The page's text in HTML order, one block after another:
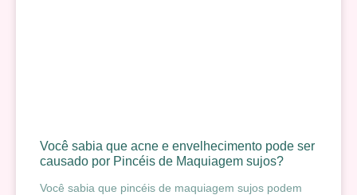
Você sabia que acne e envelhecimento pode ser
causado por Pincéis de Maquiagem sujos?
Você sabia que pincéis de maquiagem sujos podem